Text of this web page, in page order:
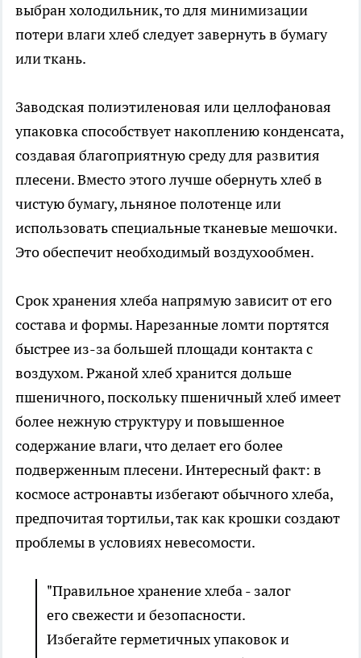
выбран холодильник, то для минимизации
потери влаги хлеб следует завернуть в бумагу
или ткань.
Заводская полиэтиленовая или целлофановая
упаковка способствует накоплению конденсата,
создавая благоприятную среду для развития
плесени. Вместо этого лучше обернуть хлеб в
чистую бумагу, льняное полотенце или
использовать специальные тканевые мешочки.
Это обеспечит необходимый воздухообмен.
Срок хранения хлеба напрямую зависит от его
состава и формы. Нарезанные ломти портятся
быстрее из-за большей площади контакта с
воздухом. Ржаной хлеб хранится дольше
пшеничного, поскольку пшеничный хлеб имеет
более нежную структуру и повышенное
содержание влаги, что делает его более
подверженным плесени. Интересный факт: в
космосе астронавты избегают обычного хлеба,
предпочитая тортильи, так как крошки создают
проблемы в условиях невесомости.
"Правильное хранение хлеба - залог
его свежести и безопасности.
Избегайте герметичных упаковок и